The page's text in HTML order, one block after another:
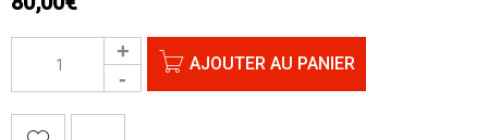
AJOUTER AU PANIER